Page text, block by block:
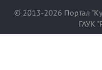
© 2013-2026 Портал
ГАУК